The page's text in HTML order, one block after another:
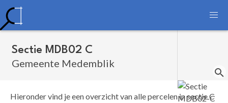
Sectie MDB02 C
Gemeente Medemblik
Hieronder vind je een overzicht van alle percelen in sectie C